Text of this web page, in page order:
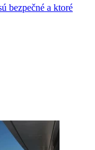
bezpečné a ktoré